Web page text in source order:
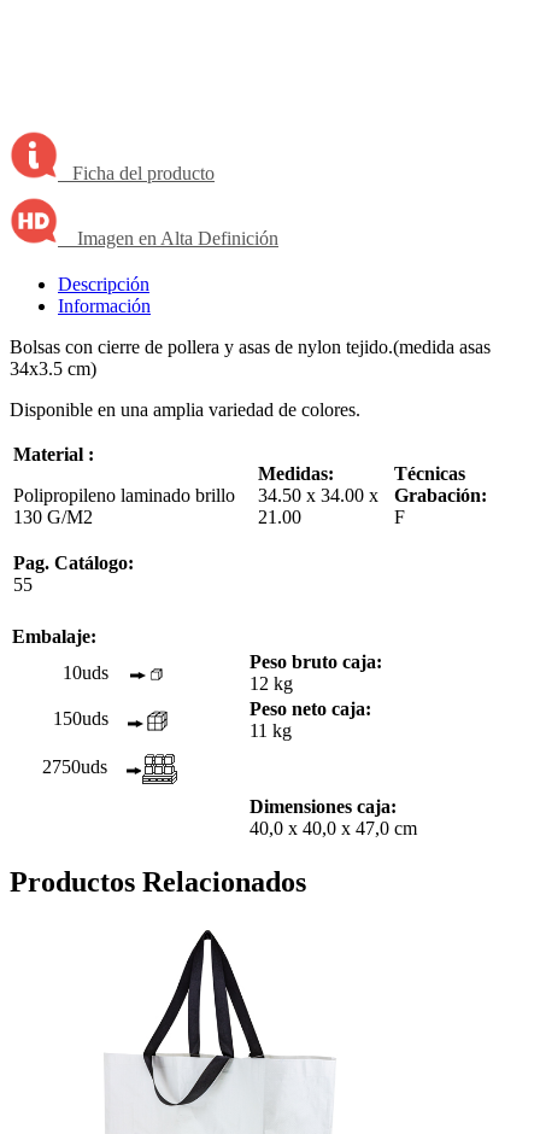
Ficha del producto
Imagen en Alta Definición
Descripción
Información
Bolsas con cierre de pollera y asas de nylon tejido.(medida asas
34x3.5 cm)
Disponible en una amplia variedad de colores.
Material :
Polipropileno laminado brillo
130 G/M2
Medidas:
34.50 x 34.00 x
21.00
Técnicas
Grabación:
F
Pag. Catálogo:
55
Embalaje:
10uds
Peso bruto caja:
12 kg
150uds
Peso neto caja:
11 kg
2750uds
Dimensiones caja:
40,0 x 40,0 x 47,0 cm
Productos Relacionados